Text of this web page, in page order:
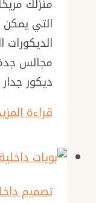
منزلك
التي
الديكورات
مجالس
ديكور
قراءة
تصميم